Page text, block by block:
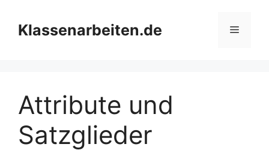
Inhalt
springenKlassenarbeiten.de Menü
Attribute und
Satzglieder